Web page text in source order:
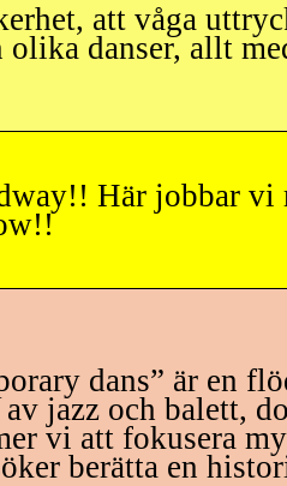
att våga
danser, allt
Här jobbar
dans” är en
jazz och balett,
vi att fokusera
berätta en